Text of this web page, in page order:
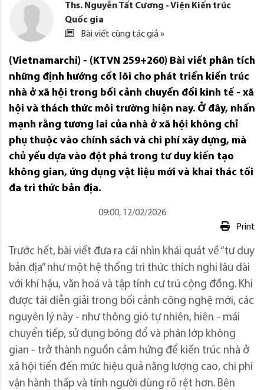
Ths. Nguyễn Tất Cương - Viện Kiến trúc
Quốc gia
Bài viết cùng tác giả »
(Vietnamarchi) - (KTVN 259+260) Bài viết phân tích
những định hướng cốt lõi cho phát triển kiến trúc
nhà ở xã hội trong bối cảnh chuyển đổi kinh tế - xã
hội và thách thức môi trường hiện nay. Ở đây, nhấn
mạnh rằng tương lai của nhà ở xã hội không chỉ
phụ thuộc vào chính sách và chi phí xây dựng, mà
chủ yếu dựa vào đột phá trong tư duy kiến tạo
không gian, ứng dụng vật liệu mới và khai thác tối
đa tri thức bản địa.
09:00, 12/02/2026
Print
Trước hết, bài viết đưa ra cái nhìn khái quát về “tư duy
bản địa” như một hệ thống tri thức thích nghi lâu dài
với khí hậu, văn hoá và tập tính cư trú cộng đồng. Khi
được tái diễn giải trong bối cảnh công nghệ mới, các
nguyên lý này - như thông gió tự nhiên, hiên - mái
chuyển tiếp, sử dụng bóng đổ và phân lớp không
gian - trở thành nguồn cảm hứng để kiến trúc nhà ở
xã hội tiến đến mức hiệu quả năng lượng cao, chi phí
vận hành thấp và tính người dùng rõ rệt hơn. Bên